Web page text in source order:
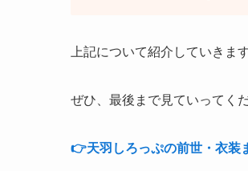
上記について紹介していきます
ぜひ、最後まで見ていってく
👉️天羽しろっぷの前世・衣装